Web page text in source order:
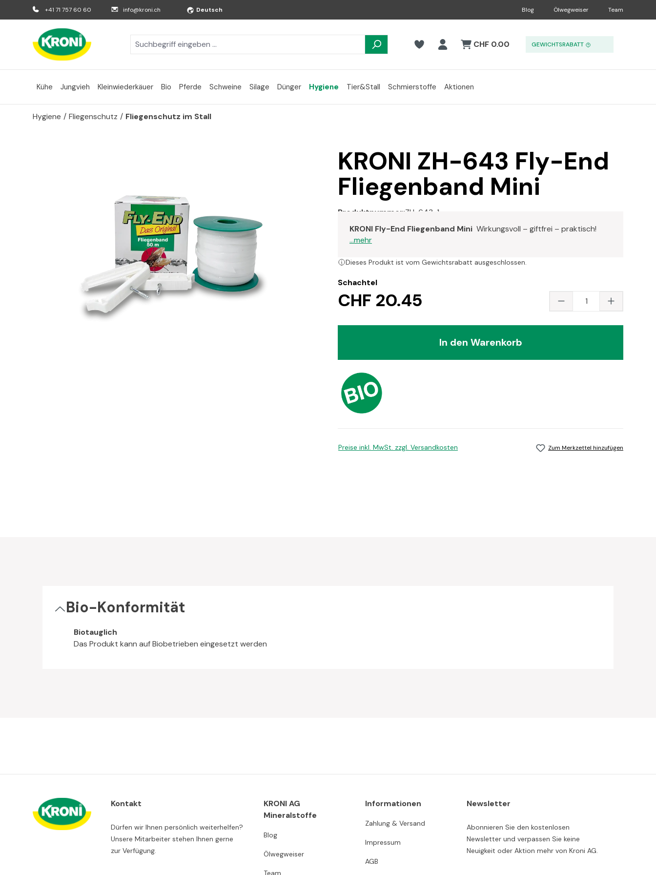
Hauptinhalt springen
Zur Suche springen
Zur Hauptnavigation springen
+41 71 757 60 60 info@kroni.ch Deutsch Blog Ölwegweiser Team
CHF 0.00 GEWICHTSRABATT
Kühe Jungvieh Kleinwiederkäuer Bio Pferde Schweine Silage Dünger Hygiene Tier&Stall Schmierstoffe Aktionen
Hygiene / Fliegenschutz / Fliegenschutz im Stall
KRONI ZH-643 Fly-End
Fliegenband Mini
Produktnummer:ZH-643-1
KRONI Fly-End Fliegenband Mini Wirkungsvoll – giftfrei – praktisch!
...mehr
Schachtel
CHF 20.45
Dieses Produkt ist vom Gewichtsrabatt ausgeschlossen.
Produkt Anzahl:
In den Warenkorb
Preise inkl. MwSt. zzgl. Versandkosten Zum Merkzettel hinzufügen
Bio-Konformität
Biotauglich
Das Produkt kann auf Biobetrieben eingesetzt werden
Kontakt
Dürfen wir Ihnen persönlich weiterhelfen?
Unsere Mitarbeiter stehen Ihnen gerne
zur Verfügung.
KRONI AG
Mineralstoffe
Blog
Ölwegweiser
Team
Informationen
Zahlung & Versand
Impressum
AGB
Newsletter
Abonnieren Sie den kostenlosen
Newsletter und verpassen Sie keine
Neuigkeit oder Aktion mehr von Kroni AG.